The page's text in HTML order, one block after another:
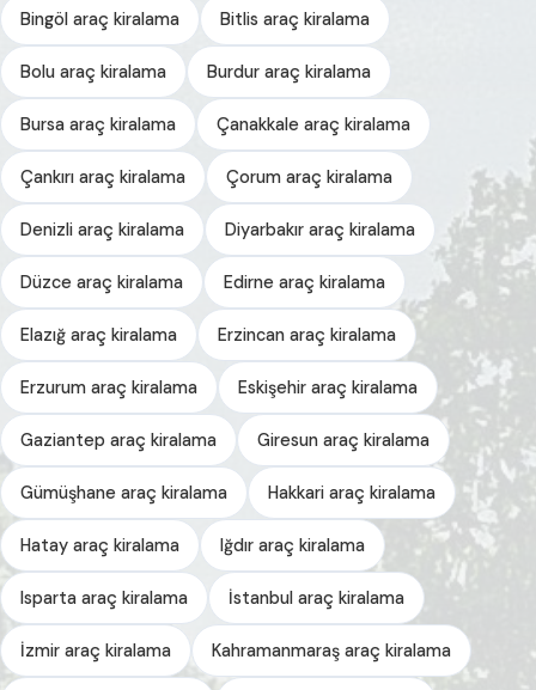
Bingöl araç kiralama Bitlis araç kiralama
Bolu araç kiralama Burdur araç kiralama
Bursa araç kiralama Çanakkale araç kiralama
Çankırı araç kiralama Çorum araç kiralama
Denizli araç kiralama Diyarbakır araç kiralama
Düzce araç kiralama Edirne araç kiralama
Elazığ araç kiralama Erzincan araç kiralama
Erzurum araç kiralama Eskişehir araç kiralama
Gaziantep araç kiralama Giresun araç kiralama
Gümüşhane araç kiralama Hakkari araç kiralama
Hatay araç kiralama Iğdır araç kiralama
Isparta araç kiralama İstanbul araç kiralama
İzmir araç kiralama Kahramanmaraş araç kiralama